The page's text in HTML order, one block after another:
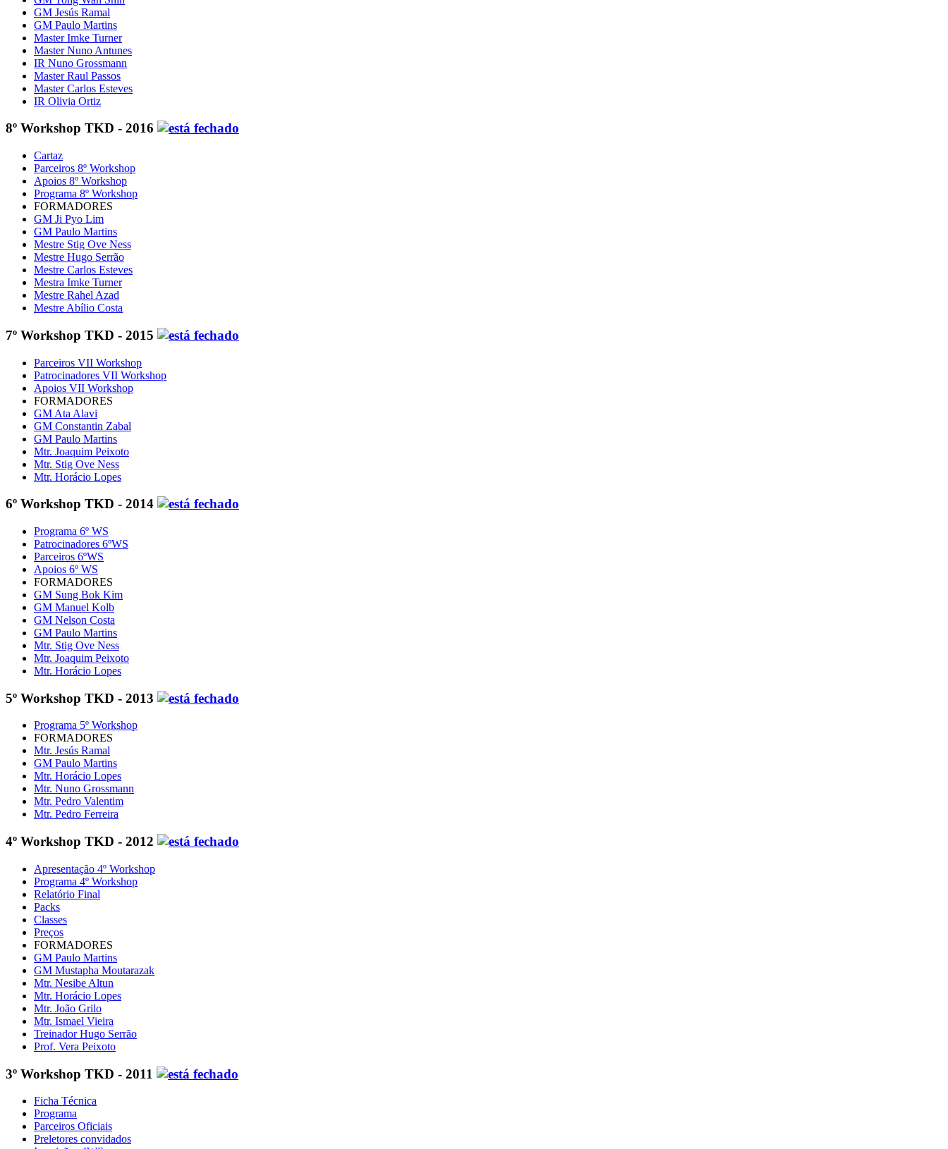
GM Jesús Ramal
GM Paulo Martins
Master Imke Turner
Master Nuno Antunes
IR Nuno Grossmann
Master Raul Passos
Master Carlos Esteves
IR Olivia Ortiz
8º Workshop TKD - 2016
Cartaz
Parceiros 8º Workshop
Apoios 8º Workshop
Programa 8º Workshop
FORMADORES
GM Ji Pyo Lim
GM Paulo Martins
Mestre Stig Ove Ness
Mestre Hugo Serrão
Mestre Carlos Esteves
Mestra Imke Turner
Mestre Rahel Azad
Mestre Abílio Costa
7º Workshop TKD - 2015
Parceiros VII Workshop
Patrocinadores VII Workshop
Apoios VII Workshop
FORMADORES
GM Ata Alavi
GM Constantin Zabal
GM Paulo Martins
Mtr. Joaquim Peixoto
Mtr. Stig Ove Ness
Mtr. Horácio Lopes
6º Workshop TKD - 2014
Programa 6º WS
Patrocinadores 6ºWS
Parceiros 6ºWS
Apoios 6º WS
FORMADORES
GM Sung Bok Kim
GM Manuel Kolb
GM Nelson Costa
GM Paulo Martins
Mtr. Stig Ove Ness
Mtr. Joaquim Peixoto
Mtr. Horácio Lopes
5º Workshop TKD - 2013
Programa 5º Workshop
FORMADORES
Mtr. Jesús Ramal
GM Paulo Martins
Mtr. Horácio Lopes
Mtr. Nuno Grossmann
Mtr. Pedro Valentim
Mtr. Pedro Ferreira
4º Workshop TKD - 2012
Apresentação 4º Workshop
Programa 4º Workshop
Relatório Final
Packs
Classes
Preços
FORMADORES
GM Paulo Martins
GM Mustapha Moutarazak
Mtr. Nesibe Altun
Mtr. Horácio Lopes
Mtr. João Grilo
Mtr. Ismael Vieira
Treinador Hugo Serrão
Prof. Vera Peixoto
3º Workshop TKD - 2011
Ficha Técnica
Programa
Parceiros Oficiais
Preletores convidados